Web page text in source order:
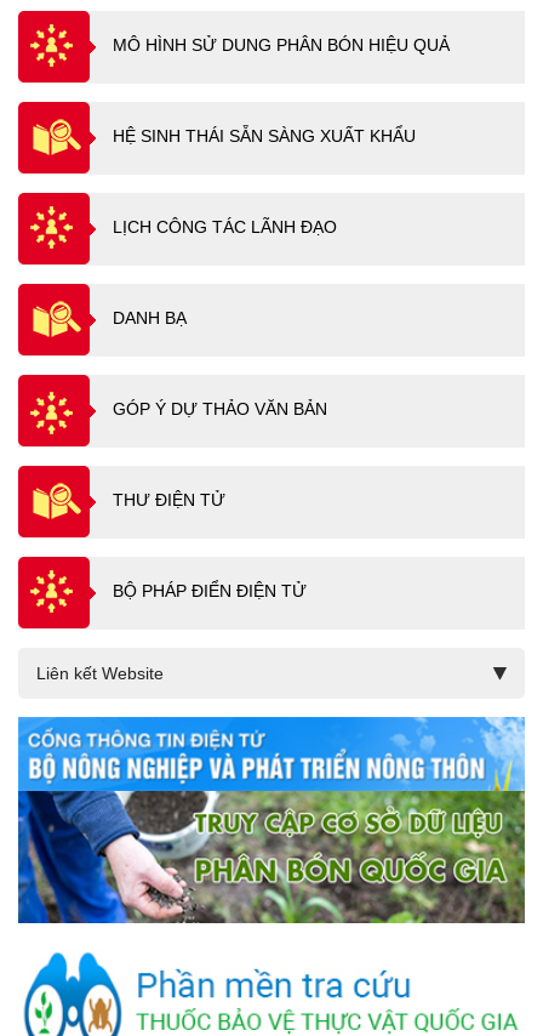
MÔ HÌNH SỬ DUNG PHÂN BÓN HIỆU QUẢ
HỆ SINH THÁI SẴN SÀNG XUẤT KHẨU
LỊCH CÔNG TÁC LÃNH ĐẠO
DANH BẠ
GÓP Ý DỰ THẢO VĂN BẢN
THƯ ĐIỆN TỬ
BỘ PHÁP ĐIỂN ĐIỆN TỬ